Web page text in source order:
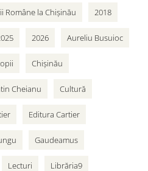
Române la Chișinău 2018
2026 Aureliu Busuioc
Chișinău
Cheianu Cultură
Editura Cartier
Gaudeamus
Lecturi Librăria9